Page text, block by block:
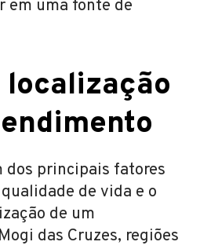
em uma fonte de
dos principais fatores
de vida e o
de um
das Cruzes, regiões